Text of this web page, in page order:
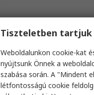
Tiszteletben tartjuk
Weboldalunkon cookie-kat
nyújtsunk Önnek a
szabása során. A "Mindent
létfontosságú cookie